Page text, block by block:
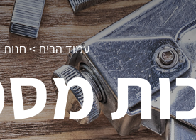
עמוד הבית>חנות